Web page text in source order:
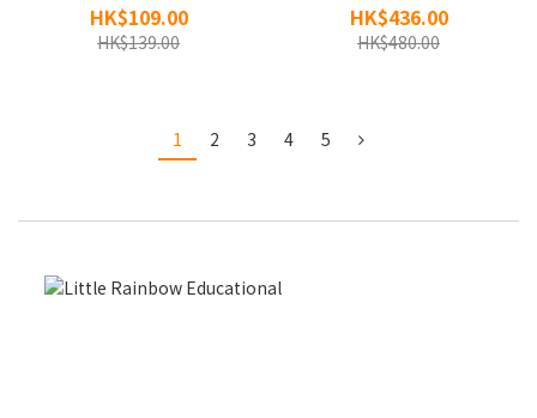
HK$109.00
HK$139.00
HK$436.00
HK$480.00
1 2 3 4 5